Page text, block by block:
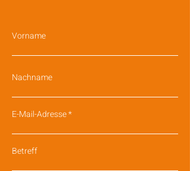
Vorname
Nachname
E-Mail-Adresse
Betreff